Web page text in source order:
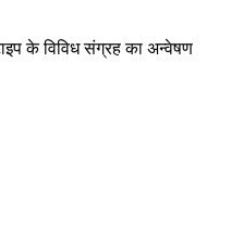
के विविध संग्रह का अन्वेषण